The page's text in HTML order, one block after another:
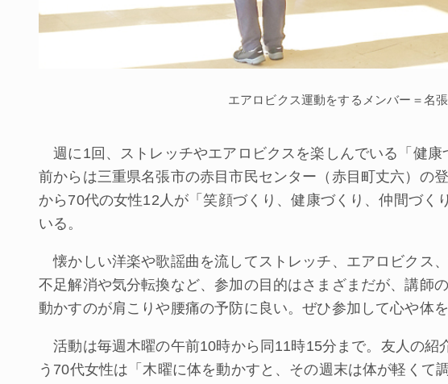
エアロビクス運動をするメンバー＝名
週に1回、ストレッチやエアロビクスを楽しんでいる「健康
前からは三重県名張市の赤目市民センター（赤目町丈六）の
から70代の女性12人が「笑顔づくり、健康づくり、仲間づく
いる。
懐かしい洋楽や歌謡曲を流してストレッチ、エアロビクス
不足解消や気分転換など、参加の目的はさまざまだが、講師
動かすのが肩こりや腰痛の予防に良い。ぜひ参加して心や体
活動は毎週木曜の午前10時から同11時15分まで。友人の紹
う70代女性は「木曜に体を動かすと、その週末は体が軽くて